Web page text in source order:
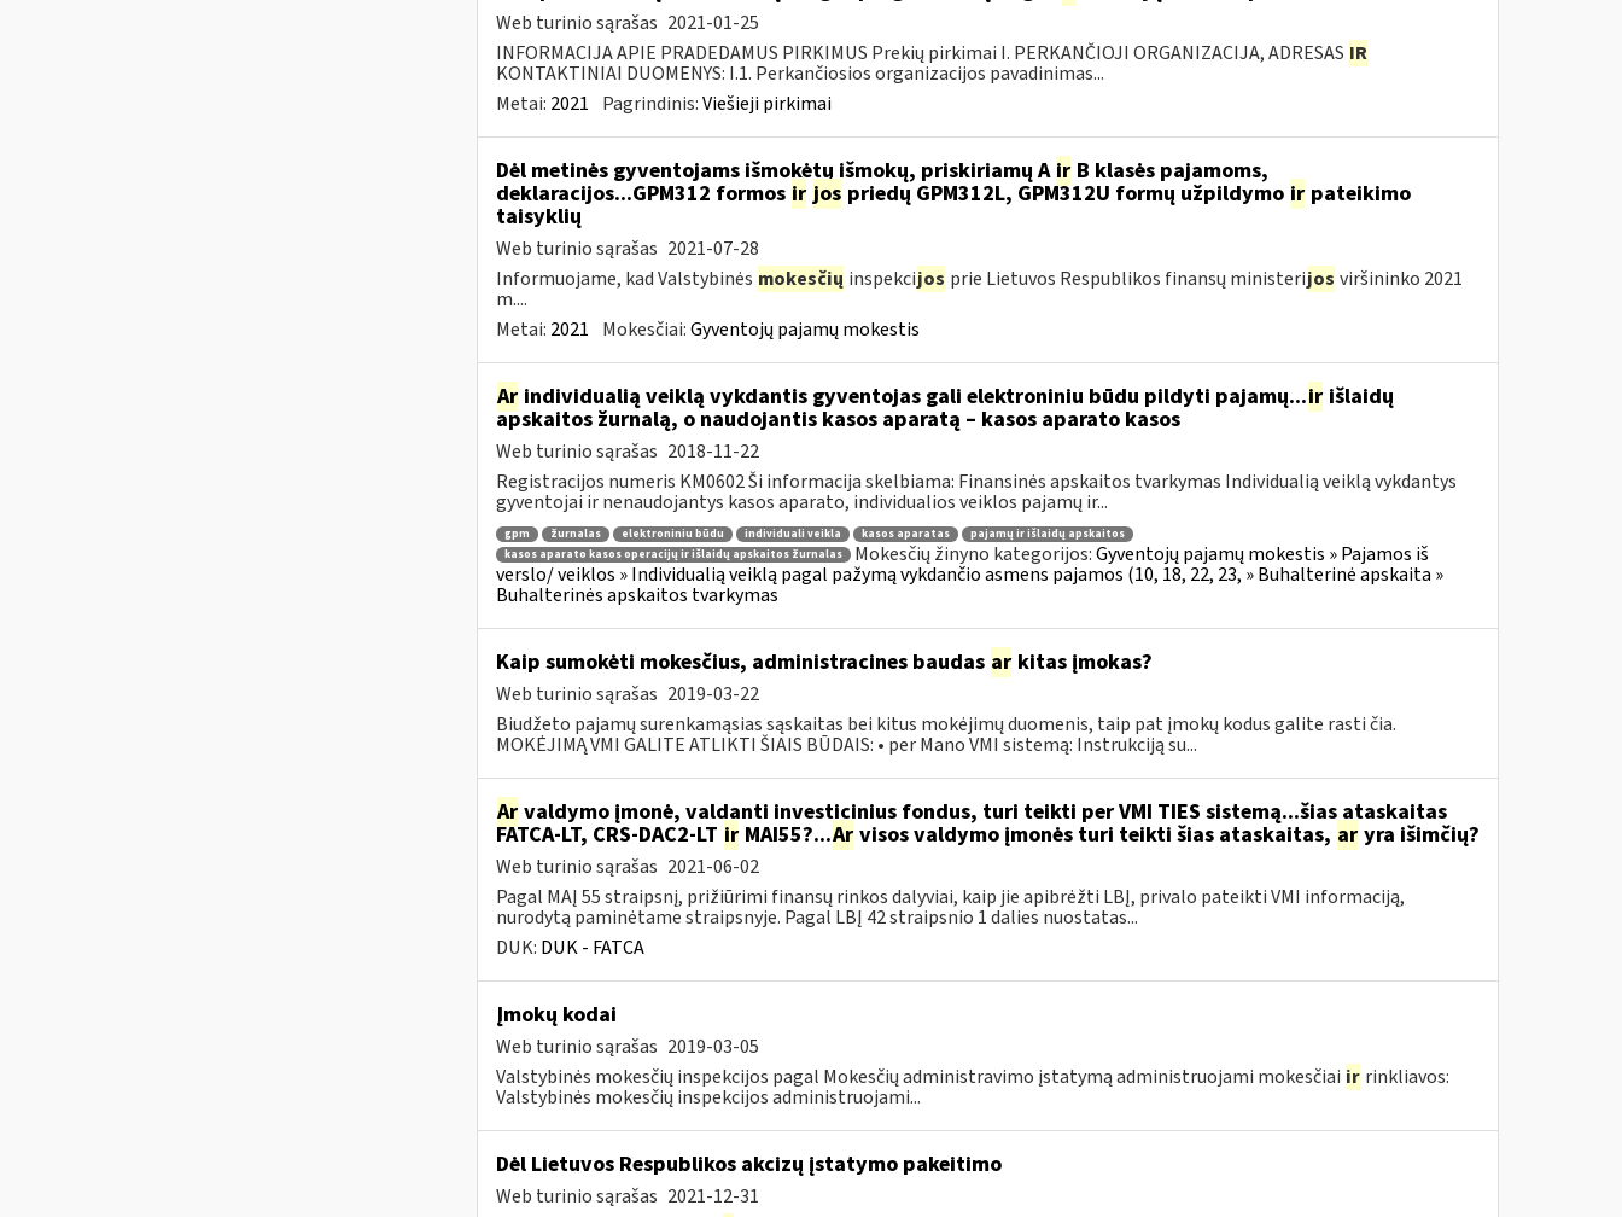
Web turinio sąrašas 2021-01-25
INFORMACIJA APIE PRADEDAMUS PIRKIMUS Prekių pirkimai I. PERKANČIOJI ORGANIZACIJA, ADRESAS IR
KONTAKTINIAI DUOMENYS: I.1. Perkančiosios organizacijos pavadinimas...
Metai: 2021 Pagrindinis:Viešieji pirkimai
Dėl metinės gyventojams išmokėtų išmokų, priskiriamų A irB klasės pajamoms,
deklaracijos...GPM312 formos ir jos priedų GPM312L, GPM312U formų užpildymo irpateikimo
taisyklių
Web turinio sąrašas 2021-07-28
Informuojame, kad Valstybinės mokesčių inspekcijos prie Lietuvos Respublikos finansų ministerijos viršininko 2021
m....
Metai: 2021 Mokesčiai:Gyventojų pajamų mokestis
Arindividualią veiklą vykdantis gyventojas gali elektroniniu būdu pildyti pajamų...irišlaidų
apskaitos žurnalą, o naudojantis kasos aparatą – kasos aparato kasos
Web turinio sąrašas 2018-11-22
Registracijos numeris KM0602 Ši informacija skelbiama: Finansinės apskaitos tvarkymas Individualią veiklą vykdantys
gyventojai ir nenaudojantys kasos aparato, individualios veiklos pajamų ir...
gpm žurnalas elektroniniu būdu individuali veikla kasos aparatas
pajamų ir išlaidų apskaitos
kasos aparato kasos operacijų ir išlaidų apskaitos žurnalas
Mokesčių žinyno kategorijos:Gyventojų pajamų mokestis » Pajamos iš
verslo/ veiklos » Individualią veiklą pagal pažymą vykdančio asmens pajamos (10, 18, 22, 23, » Buhalterinė apskaita »
Buhalterinės apskaitos tvarkymas
Kaip sumokėti mokesčius, administracines baudas arkitas įmokas?
Web turinio sąrašas 2019-03-22
Biudžeto pajamų surenkamąsias sąskaitas bei kitus mokėjimų duomenis, taip pat įmokų kodus galite rasti čia.
MOKĖJIMĄ VMI GALITE ATLIKTI ŠIAIS BŪDAIS: • per Mano VMI sistemą: Instrukciją su...
Arvaldymo įmonė, valdanti investicinius fondus, turi teikti per VMI TIES sistemą...šias ataskaitas
FATCA-LT, CRS-DAC2-LT irMAI55?...Arvisos valdymo įmonės turi teikti šias ataskaitas, aryra išimčių?
Web turinio sąrašas 2021-06-02
Pagal MAĮ 55 straipsnį, prižiūrimi finansų rinkos dalyviai, kaip jie apibrėžti LBĮ, privalo pateikti VMI informaciją,
nurodytą paminėtame straipsnyje. Pagal LBĮ 42 straipsnio 1 dalies nuostatas...
DUK: DUK - FATCA
Įmokų kodai
Web turinio sąrašas 2019-03-05
Valstybinės mokesčių inspekcijos pagal Mokesčių administravimo įstatymą administruojami mokesčiai ir rinkliavos:
Valstybinės mokesčių inspekcijos administruojami...
Dėl Lietuvos Respublikos akcizų įstatymo pakeitimo
Web turinio sąrašas 2021-12-31